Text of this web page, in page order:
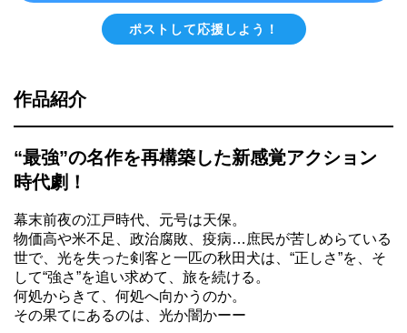
ポストして応援しよう！
作品紹介
“最強”の名作を再構築した新感覚アクション
時代劇！
幕末前夜の江戸時代、元号は天保。
物価高や米不足、政治腐敗、疫病…庶民が苦しめらている
世で、光を失った剣客と一匹の秋田犬は、“正しさ”を、そ
して“強さ”を追い求めて、旅を続ける。
何処からきて、何処へ向かうのか。
その果てにあるのは、光か闇かーー